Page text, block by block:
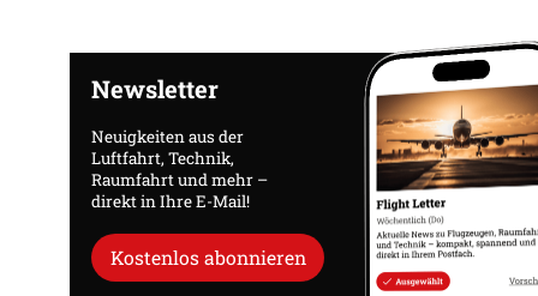
Newsletter
Neuigkeiten aus der
Luftfahrt, Technik,
Raumfahrt und mehr –
direkt in Ihre E-Mail!
Kostenlos abonnieren